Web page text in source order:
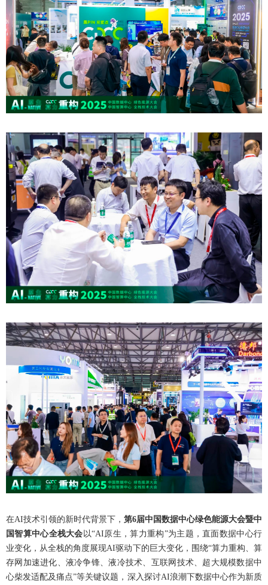
在AI技术引领的新时代背景下， 第6届中国数据中心绿色能源大会暨中
国智算中心全栈大会 以“AI原生，算力重构”为主题，直面数据中心行
业变化，从全栈的角度展现AI驱动下的巨大变化，围绕“算力重构、算
存网加速进化、液冷争锋、液冷技术、互联网技术、超大规模数据中
心柴发适配及痛点”等关键议题，深入探讨AI浪潮下数据中心作为新质